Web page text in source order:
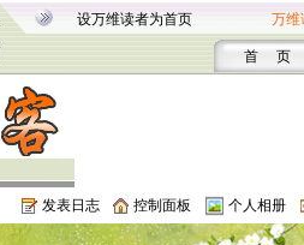
设万维读者为首页 万维
首 页
发表日志 控制面板 个人相册